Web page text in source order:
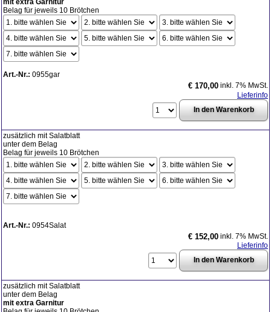
mit extra Garnitur
Belag für jeweils 10 Brötchen
Art.-Nr.: 0955gar
€ 170,00 inkl. 7% MwSt.
Lieferinfo
zusätzlich mit Salatblatt
unter dem Belag
Belag für jeweils 10 Brötchen
Art.-Nr.: 0954Salat
€ 152,00 inkl. 7% MwSt.
Lieferinfo
zusätzlich mit Salatblatt
unter dem Belag
mit extra Garnitur